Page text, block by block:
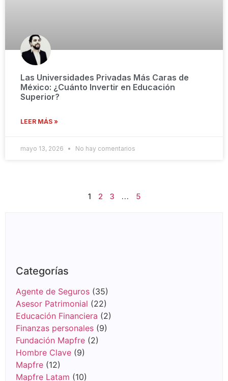
Las Universidades Privadas Más Caras de
México: ¿Cuánto Invertir en Educación
Superior?
LEER MÁS »
mayo 13, 2026 No hay comentarios
1 2 3 … 5
Categorías
Agente de Seguros (35)
Asesor Patrimonial (22)
Educación Financiera (2)
Finanzas personales (9)
Fundación Mapfre (2)
Hombre Clave (9)
Mapfre (12)
Mapfre Latam (10)